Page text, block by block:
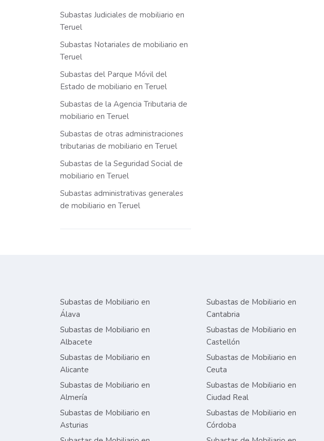
Subastas Judiciales de mobiliario en
Teruel
Subastas Notariales de mobiliario en
Teruel
Subastas del Parque Móvil del
Estado de mobiliario en Teruel
Subastas de la Agencia Tributaria de
mobiliario en Teruel
Subastas de otras administraciones
tributarias de mobiliario en Teruel
Subastas de la Seguridad Social de
mobiliario en Teruel
Subastas administrativas generales
de mobiliario en Teruel
Subastas de Mobiliario en
Álava
Subastas de Mobiliario en
Albacete
Subastas de Mobiliario en
Alicante
Subastas de Mobiliario en
Almería
Subastas de Mobiliario en
Asturias
Subastas de Mobiliario en
Cantabria
Subastas de Mobiliario en
Castellón
Subastas de Mobiliario en
Ceuta
Subastas de Mobiliario en
Ciudad Real
Subastas de Mobiliario en
Córdoba